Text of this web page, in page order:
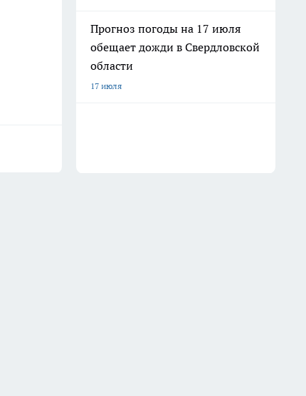
Прогноз погоды на 17 июля
обещает дожди в Свердловской
области
17 июля